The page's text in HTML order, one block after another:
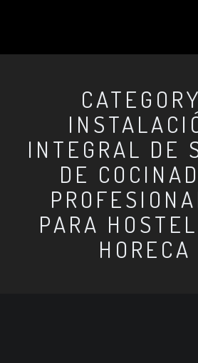
INTEGRAL DE
DE
PARA
HORECA